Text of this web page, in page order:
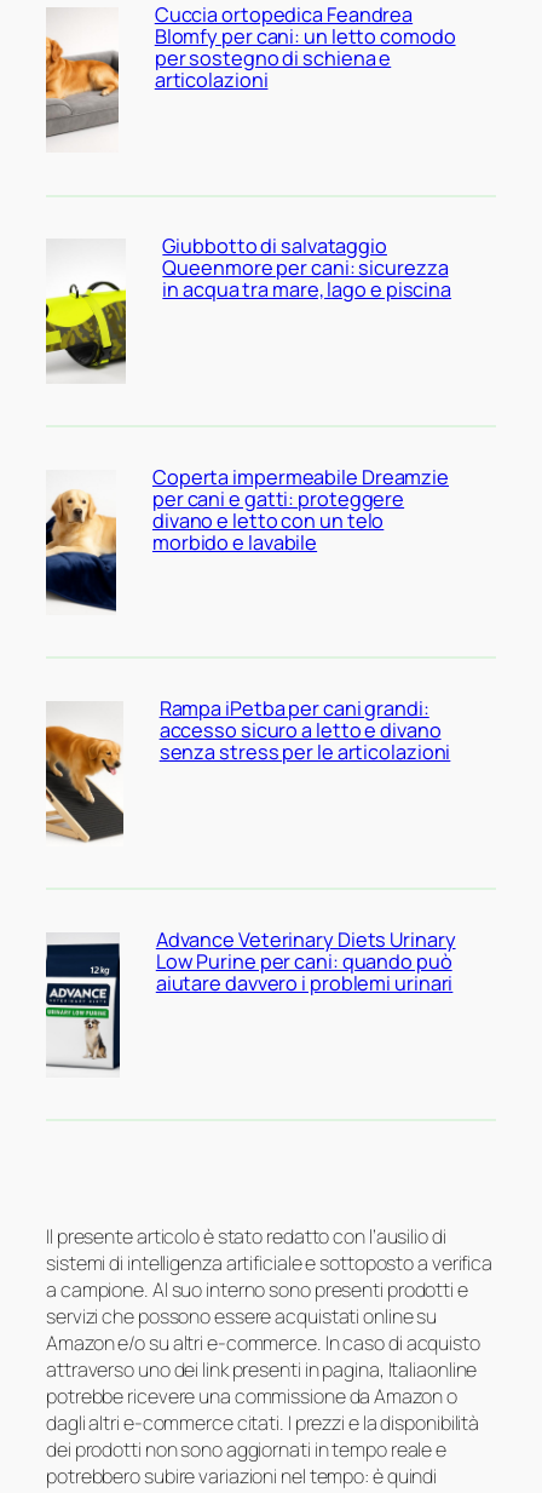
Cuccia ortopedica Feandrea
Blomfy per cani: un letto comodo
per sostegno di schiena e
articolazioni
Giubbotto di salvataggio
Queenmore per cani: sicurezza
in acqua tra mare, lago e piscina
Coperta impermeabile Dreamzie
per cani e gatti: proteggere
divano e letto con un telo
morbido e lavabile
Rampa iPetba per cani grandi:
accesso sicuro a letto e divano
senza stress per le articolazioni
Advance Veterinary Diets Urinary
Low Purine per cani: quando può
aiutare davvero i problemi urinari
Il presente articolo è stato redatto con l’ausilio di
sistemi di intelligenza artificiale e sottoposto a verifica
a campione. Al suo interno sono presenti prodotti e
servizi che possono essere acquistati online su
Amazon e/o su altri e-commerce. In caso di acquisto
attraverso uno dei link presenti in pagina, Italiaonline
potrebbe ricevere una commissione da Amazon o
dagli altri e-commerce citati. I prezzi e la disponibilità
dei prodotti non sono aggiornati in tempo reale e
potrebbero subire variazioni nel tempo: è quindi